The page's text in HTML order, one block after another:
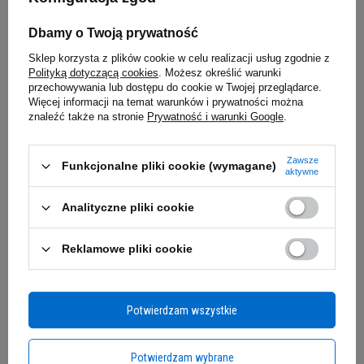
Omega 3 (TG) 1000mg od FUELUP to suplement
diety w formie miękkich kapsułek, zawierający
wysokiej jakości kwasy tłuszczowe omega-3 w
naturalnej formie trójglicerydów. W
przeciwieństwie do wielu dostępnych na rynku
suplementów, produkt ten zawiera olej rybny w
postaci TG, a nie w postaci estrów etylowych
(EE), co zapewnia lepszą biodostępność i
SIŁA NATURY ZAMKNIĘTA W
KAPSUŁCE
ACTIVLAB PHARMA - Magnez
7,48 zł
Kup do 20:00 -wysyłka dzisiaj
0,03 zł / g
Zapytaj o produkt
E-mail
Dbamy o Twoją prywatność
Sklep korzysta z plików cookie w celu realizacji usług zgodnie z
Polityką dotyczącą cookies. Możesz określić warunki
przechowywania lub dostępu do cookie w Twojej przeglądarce.
Więcej informacji na temat warunków i prywatności można
znaleźć także na stronie Prywatność i warunki Google.
Funkcjonalne pliki cookie (wymagane)
Zawsze
aktywne
Analityczne pliki cookie
Reklamowe pliki cookie
Potwierdzam wybrane
Potwierdzam wszystkie